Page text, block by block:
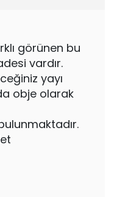
görünen bu
vardır.
yayı
obje olarak